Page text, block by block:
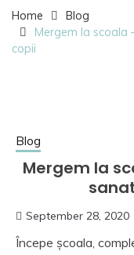
Home
Blog
Mergem la scoala
copii
Blog
Mergem la
September 28, 2020
Începe școala,